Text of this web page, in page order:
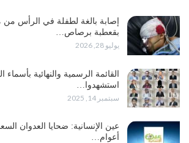
إصابة بالغة لطفلة في الرأس من
بقعطبة برصاص…
يوليو 28, 2026
القائمة الرسمية والنهائية بأسماء
استشهدوا…
سبتمبر 14, 2025
أعوام…